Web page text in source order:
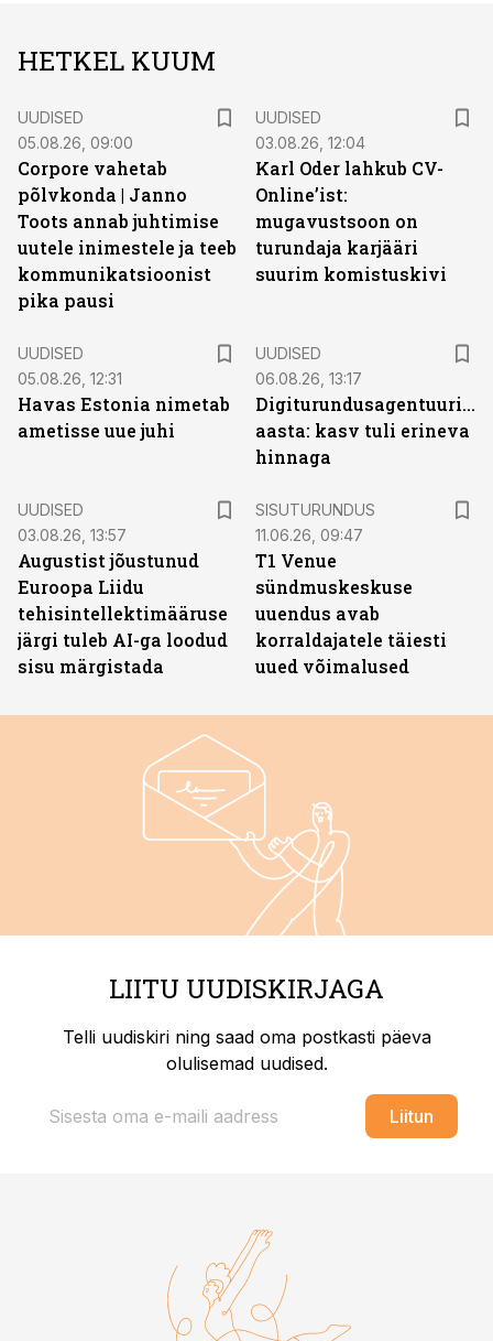
HETKEL KUUM
UUDISED
05.08.26, 09:00
Corpore vahetab
põlvkonda | Janno
Toots annab juhtimise
uutele inimestele ja teeb
kommunikatsioonist
pika pausi
UUDISED
03.08.26, 12:04
Karl Oder lahkub CV-
Online’ist:
mugavustsoon on
turundaja karjääri
suurim komistuskivi
UUDISED
05.08.26, 12:31
Havas Estonia nimetab
ametisse uue juhi
UUDISED
06.08.26, 13:17
Digiturundusagentuuride
aasta: kasv tuli erineva
hinnaga
UUDISED
03.08.26, 13:57
Augustist jõustunud
Euroopa Liidu
tehisintellektimääruse
järgi tuleb AI-ga loodud
sisu märgistada
SISUTURUNDUS
11.06.26, 09:47
T1 Venue
sündmuskeskuse
uuendus avab
korraldajatele täiesti
uued võimalused
LIITU UUDISKIRJAGA
Telli uudiskiri ning saad oma postkasti päeva
olulisemad uudised.
Liitun